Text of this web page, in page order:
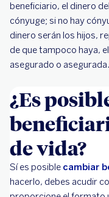
beneficiario, el dinero
cónyuge; si no hay
dinero serán los hijos,
de que tampoco haya,
asegurado o asegurada.
¿Es
de vida?
Sí es posible cambiar
hacerlo, debes acudir